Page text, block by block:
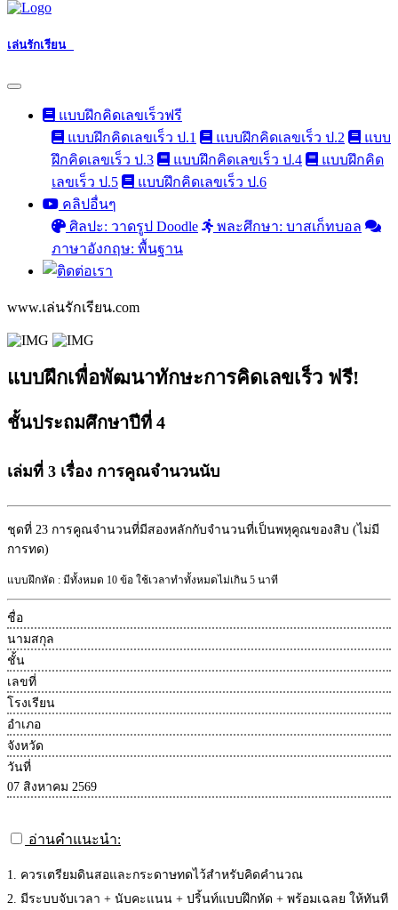
เล่นรักเรียน
แบบฝึกคิดเลขเร็วฟรี
แบบฝึกคิดเลขเร็ว ป.1
แบบฝึกคิดเลขเร็ว ป.2
แบบ
ฝึกคิดเลขเร็ว ป.3
แบบฝึกคิดเลขเร็ว ป.4
แบบฝึกคิด
เลขเร็ว ป.5
แบบฝึกคิดเลขเร็ว ป.6
คลิปอื่นๆ
ศิลปะ: วาดรูป Doodle
พละศึกษา: บาสเก็ทบอล
ภาษาอังกฤษ: พื้นฐาน
www.เล่นรักเรียน.com
แบบฝึกเพื่อพัฒนาทักษะการคิดเลขเร็ว ฟรี!
ชั้นประถมศึกษาปีที่ 4
เล่มที่ 3 เรื่อง การคูณจำนวนนับ
ชุดที่ 23 การคูณจำนวนที่มีสองหลักกับจำนวนที่เป็นพหุคูณของสิบ (ไม่มี
การทด)
แบบฝึกหัด : มีทั้งหมด 10 ข้อ ใช้เวลาทำทั้งหมดไม่เกิน 5 นาที
ชื่อ
นามสกุล
ชั้น
เลขที่
โรงเรียน
อำเภอ
จังหวัด
วันที่
07 สิงหาคม 2569
อ่านคำแนะนำ:
1. ควรเตรียมดินสอและกระดาษทดไว้สำหรับคิดคำนวณ
2. มีระบบจับเวลา + นับคะแนน + ปริ้นท์แบบฝึกหัด + พร้อมเฉลย ให้ทันที